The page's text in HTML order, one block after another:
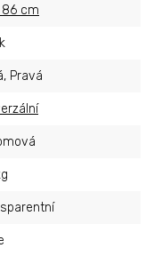
86 cm
Pravá